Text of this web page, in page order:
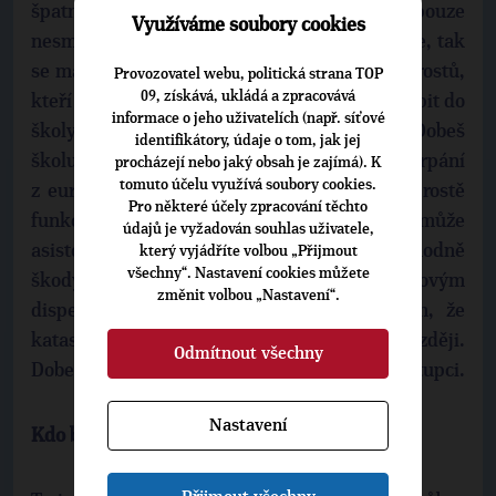
špatných místech. Ministr Dobeš vymyslel pouze
nesmysl, že má být ve třídě 26 dětí. A jestli ne, tak
se má škola zavřít. Čímž vyvolal paniku u starostů,
kteří najednou nevěděli, jestli mají třeba koupit do
školy nová okna, protože hrozilo, že jim Dobeš
školu zavře. O jeho průšvizích při čerpání
z eurofondů ani nemá cenu mluvit. Dobeš prostě
funkci nezvládal a našel si záminku, že nemůže
asistovat u snížení platů učitelů. Nadělal hodně
škody. Dovolte anekdotu: Rozdíl mezi letovým
dispečerem a ministrem školství je v tom, že
katastrofy ve vzdělání uvidíme mnohem později.
Dobeš to nezvládl a vůbec nezávidím jeho nástupci.
Kdo by to měl být?
Využíváme soubory cookies
Provozovatel webu, politická strana TOP
09, získává, ukládá a zpracovává
informace o jeho uživatelích (např. síťové
identifikátory, údaje o tom, jak jej
procházejí nebo jaký obsah je zajímá). K
tomuto účelu využívá soubory cookies.
Pro některé účely zpracování těchto
údajů je vyžadován souhlas uživatele,
který vyjádříte volbou „Přijmout
všechny“. Nastavení cookies můžete
změnit volbou „Nastavení“.
Odmítnout všechny
Nastavení